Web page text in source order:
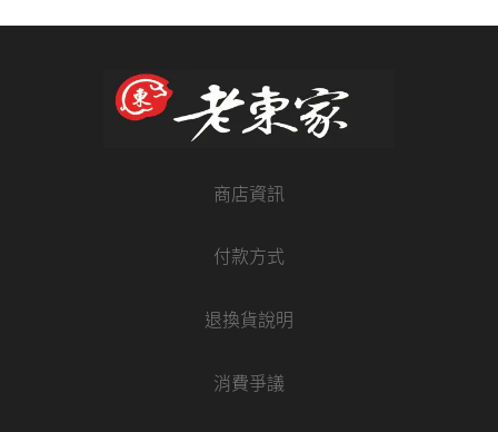
商店資訊
付款方式
退換貨說明
消費爭議